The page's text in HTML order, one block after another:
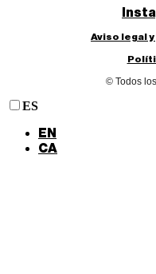
Aviso legal
© Todos
ES
EN
CA